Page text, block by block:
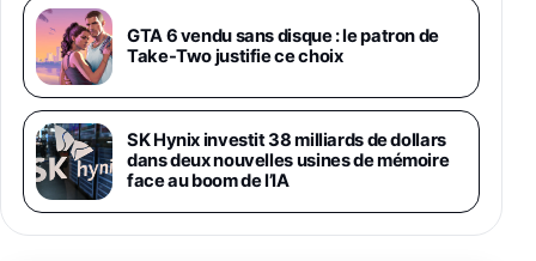
Répartiteur Audio 5 Casques, Blanc
24,94€ 29,96€Fnac (Vendeur Tiers)
Asus RT-AC59U Routeur sans Fil Double
Bande Gigabit (Serveur et Client VPN, Triple
Vlan, Mode Point d'accès et Bridge, contrôle
Parental, Qos)
39,72€ 50,42€Amazon
Panasonic KX-TG6822 Téléphones Sans fil
GTA 6 vendu sans disque : le patron de
Take-Two justifie ce choix
SK Hynix investit 38 milliards de dollars
dans deux nouvelles usines de mémoire
face au boom de l’IA